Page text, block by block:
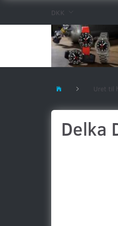
DKK
Uret til
Delka